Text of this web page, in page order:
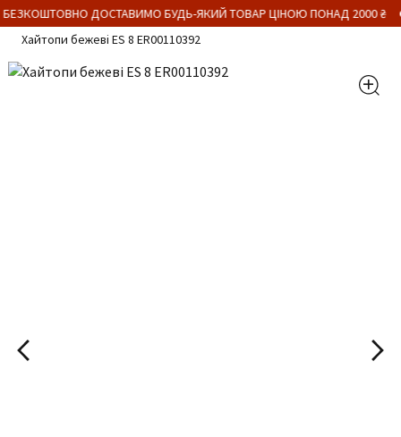
ДОСТАВИМО БУДЬ-ЯКИЙ ТОВАР ЦІНОЮ ПОНАД 2000 ₴
Хайтопи бежеві ES 8 ER00110392